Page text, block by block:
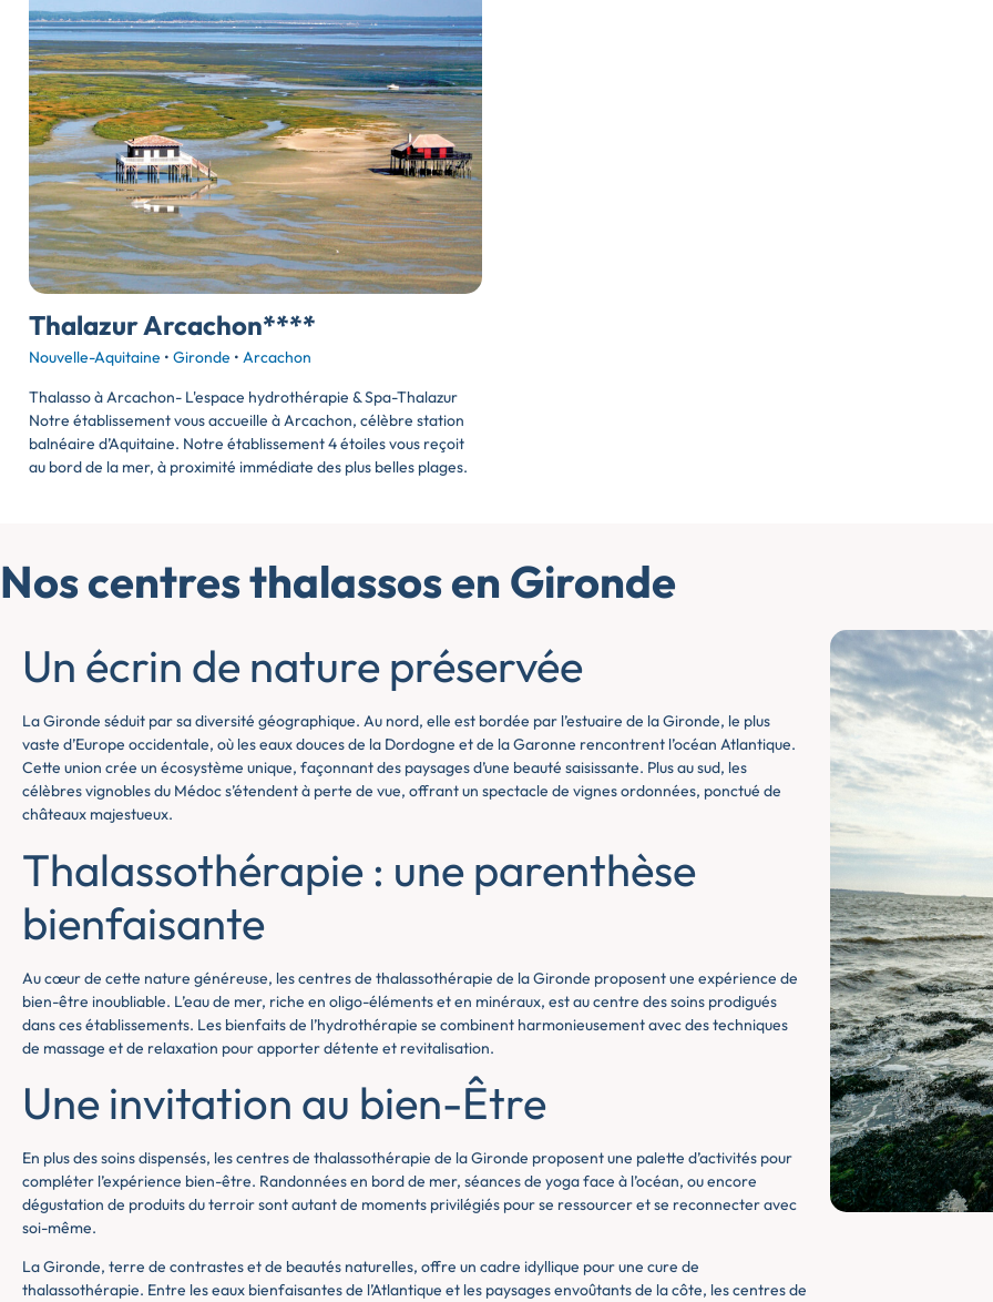
Thalazur Arcachon****
Nouvelle-Aquitaine • Gironde • Arcachon
Thalasso à Arcachon- L'espace hydrothérapie & Spa-Thalazur
Notre établissement vous accueille à Arcachon, célèbre station
balnéaire d’Aquitaine. Notre établissement 4 étoiles vous reçoit
au bord de la mer, à proximité immédiate des plus belles plages.
Nos centres thalassos en Gironde
Un écrin de nature préservée
La Gironde séduit par sa diversité géographique. Au nord, elle est bordée par l’estuaire de la Gironde, le plus
vaste d’Europe occidentale, où les eaux douces de la Dordogne et de la Garonne rencontrent l’océan Atlantique.
Cette union crée un écosystème unique, façonnant des paysages d’une beauté saisissante. Plus au sud, les
célèbres vignobles du Médoc s’étendent à perte de vue, offrant un spectacle de vignes ordonnées, ponctué de
châteaux majestueux.
Thalassothérapie : une parenthèse
bienfaisante
Au cœur de cette nature généreuse, les centres de thalassothérapie de la Gironde proposent une expérience de
bien-être inoubliable. L’eau de mer, riche en oligo-éléments et en minéraux, est au centre des soins prodigués
dans ces établissements. Les bienfaits de l’hydrothérapie se combinent harmonieusement avec des techniques
de massage et de relaxation pour apporter détente et revitalisation.
Une invitation au bien-Être
En plus des soins dispensés, les centres de thalassothérapie de la Gironde proposent une palette d’activités pour
compléter l’expérience bien-être. Randonnées en bord de mer, séances de yoga face à l’océan, ou encore
dégustation de produits du terroir sont autant de moments privilégiés pour se ressourcer et se reconnecter avec
soi-même.
La Gironde, terre de contrastes et de beautés naturelles, offre un cadre idyllique pour une cure de
thalassothérapie. Entre les eaux bienfaisantes de l’Atlantique et les paysages envoûtants de la côte, les centres de